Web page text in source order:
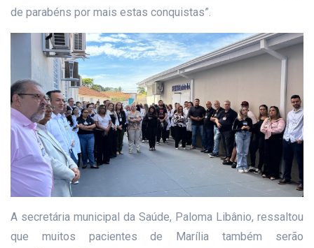
de parabéns por mais estas conquistas”.
A secretária municipal da Saúde, Paloma Libânio, ressaltou
que muitos pacientes de Marília também serão